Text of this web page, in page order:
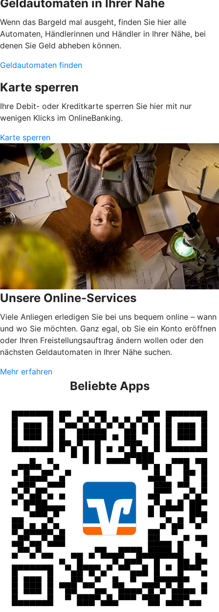
Geldautomaten in Ihrer Nähe
Wenn das Bargeld mal ausgeht, finden Sie hier alle
Automaten, Händlerinnen und Händler in Ihrer Nähe, bei
denen Sie Geld abheben können.
Geldautomaten finden
Karte sperren
Ihre Debit- oder Kreditkarte sperren Sie hier mit nur
wenigen Klicks im OnlineBanking.
Karte sperren
Unsere Online-Services
Viele Anliegen erledigen Sie bei uns bequem online – wann
und wo Sie möchten. Ganz egal, ob Sie ein Konto eröffnen
oder Ihren Freistellungsauftrag ändern wollen oder den
nächsten Geldautomaten in Ihrer Nähe suchen.
Mehr erfahren
Beliebte Apps